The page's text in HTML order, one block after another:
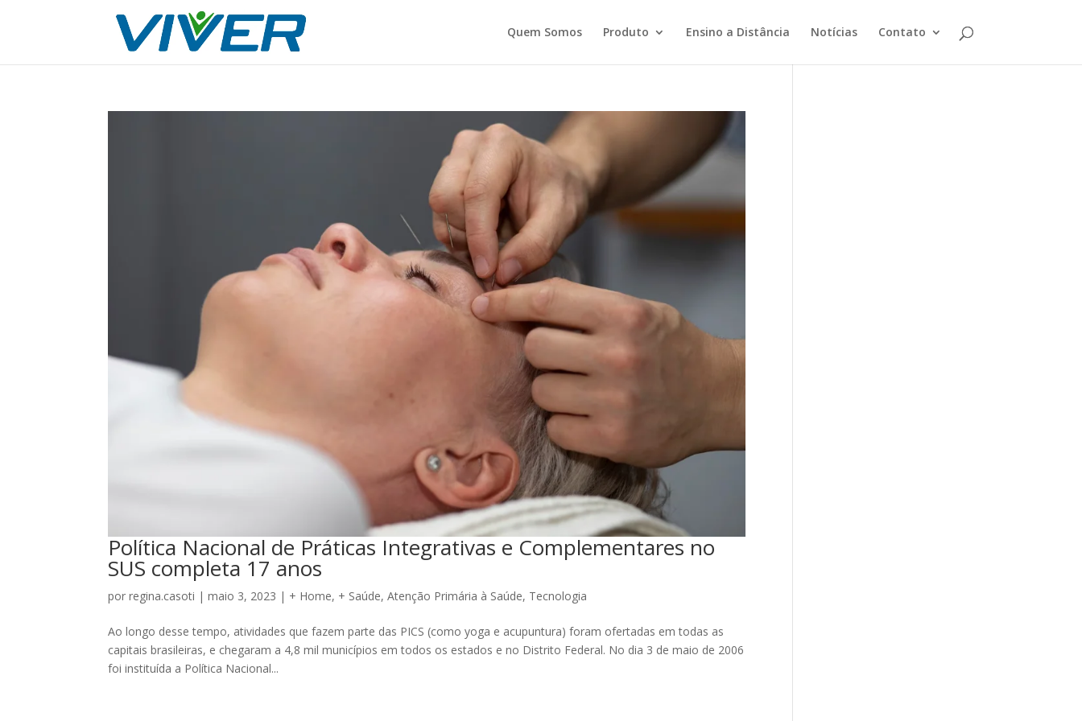
Quem Somos Produto Ensino a Distância Notícias Contato
Política Nacional de Práticas Integrativas e Complementares no
SUS completa 17 anos
porregina.casoti |maio 3, 2023 | + Home, + Saúde,Atenção Primária à Saúde, Tecnologia
Ao longo desse tempo, atividades que fazem parte das PICS (como yoga e acupuntura) foram ofertadas em todas as
capitais brasileiras, e chegaram a 4,8 mil municípios em todos os estados e no Distrito Federal. No dia 3 de maio de 2006
foi instituída a Política Nacional...